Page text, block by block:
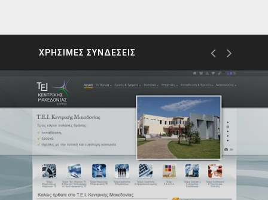
ΧΡΗΣΙΜΕΣ ΣΥΝΔΕΣΕΙΣ